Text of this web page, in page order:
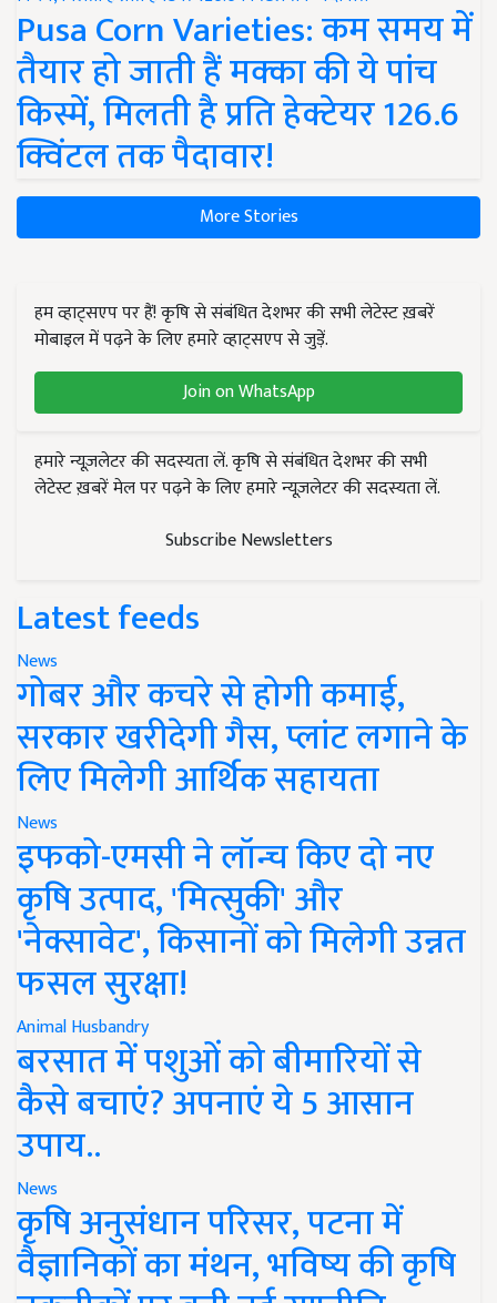
Pusa Corn Varieties: कम समय में
तैयार हो जाती हैं मक्का की ये पांच
किस्में, मिलती है प्रति हेक्टेयर 126.6
क्विंटल तक पैदावार!
More Stories
हम व्हाट्सएप पर हैं! कृषि से संबंधित देशभर की सभी लेटेस्ट ख़बरें
मोबाइल में पढ़ने के लिए हमारे व्हाट्सएप से जुड़ें.
Join on WhatsApp
हमारे न्यूज़लेटर की सदस्यता लें. कृषि से संबंधित देशभर की सभी
लेटेस्ट ख़बरें मेल पर पढ़ने के लिए हमारे न्यूज़लेटर की सदस्यता लें.
Subscribe Newsletters
Latest feeds
News
गोबर और कचरे से होगी कमाई,
सरकार खरीदेगी गैस, प्लांट लगाने के
लिए मिलेगी आर्थिक सहायता
News
इफको-एमसी ने लॉन्च किए दो नए
कृषि उत्पाद, 'मित्सुकी' और
'नेक्सावेट', किसानों को मिलेगी उन्नत
फसल सुरक्षा!
Animal Husbandry
बरसात में पशुओं को बीमारियों से
कैसे बचाएं? अपनाएं ये 5 आसान
उपाय..
News
कृषि अनुसंधान परिसर, पटना में
वैज्ञानिकों का मंथन, भविष्य की कृषि